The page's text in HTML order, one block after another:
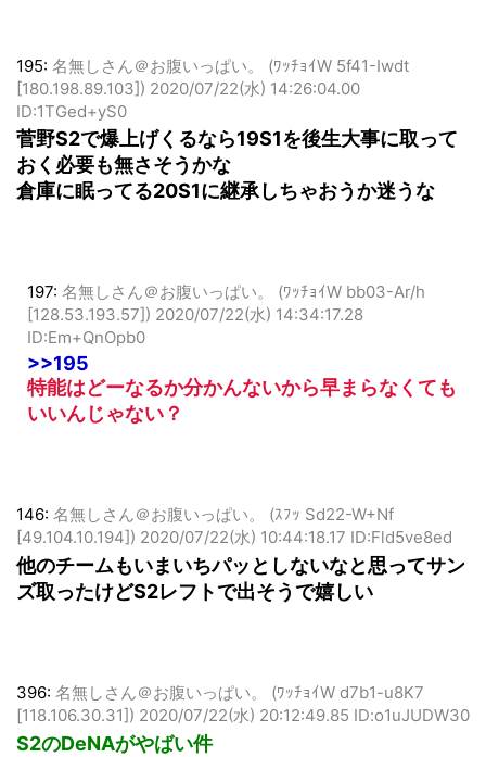
195:名無しさん＠お腹いっぱい。 (ﾜｯﾁｮｲW 5f41-Iwdt
[180.198.89.103])
ID:1TGed+yS0
菅野S2で爆上げくるなら19S1を後生大事に取って
おく必要も無さそうかな
197:名無しさん＠お腹いっぱい。 (ﾜｯﾁｮｲW bb03-Ar/h
[128.53.193.57])
ID:Em+QnOpb0
>>195
特能はどーなるか分かんないから早まらなくても
146:名無しさん＠お腹いっぱい。 (ｽﾌｯ Sd22-W+Nf
[49.104.10.194]) 2020/07/22(水) 10:44:18.17 ID:Fld5ve8ed
他のチームもいまいちパッとしないなと思ってサン
396:名無しさん＠お腹いっぱい。 (ﾜｯﾁｮｲW d7b1-u8K7
[118.106.30.31]) 2020/07/22(水) 20:12:49.85 ID:o1uJUDW30